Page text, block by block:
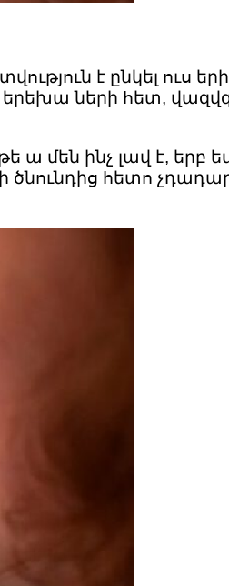
է ընկել ուս
ների հետ,
ա մեն ինչ լավ է, երբ
ծնունդից հետո